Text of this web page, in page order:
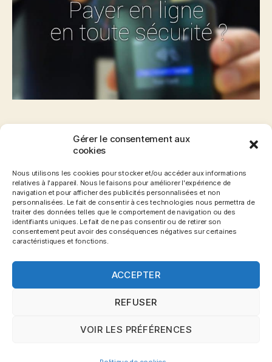
Gérer le consentement aux
cookies
Nous utilisons les cookies pour stocker et/ou accéder aux informations
relatives à l'appareil. Nous le faisons pour améliorer l'expérience de
navigation et pour afficher des publicités personnalisées et non
personnalisées. Le fait de consentir à ces technologies nous permettra de
traiter des données telles que le comportement de navigation ou des
identifiants uniques. Le fait de ne pas consentir ou de retirer son
consentement peut avoir des conséquences négatives sur certaines
caractéristiques et fonctions.
ACCEPTER
REFUSER
VOIR LES PRÉFÉRENCES
ligne
avec
votre
carte
bancaire
?
S’il y a bien une chose face à laquelle je ne suis
jamais confronté, c’est la peur de payer en ligne
avec ma carte bancaire. Il faut dire
qu’aujourd’hui, on reste tout de même
relativement protégé et si jamais nous avons
des débits frauduleux, la banque est là pour
nous rembourser. Je peux comprendre
d’ailleurs […]
Étiquettes
Carte prépayée
sécurité